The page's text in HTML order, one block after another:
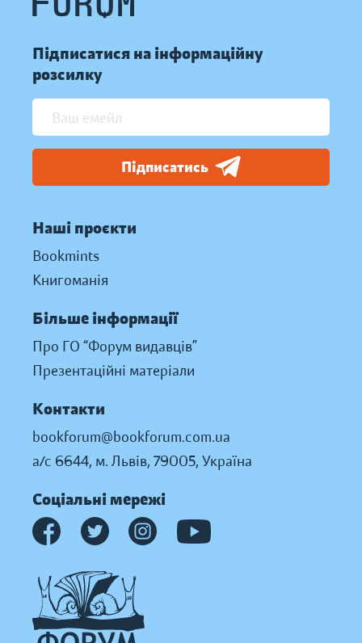
Підписатися на інформаційну
розсилку
Підписатись
Наші проєкти
Bookmints
Книгоманія
Більше інформації
Про ГО “Форум видавців”
Презентаційні матеріали
Контакти
bookforum@bookforum.com.ua
а/с 6644, м. Львів, 79005, Україна
Соціальні мережі